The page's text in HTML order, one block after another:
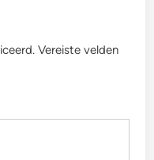
Vereiste velden